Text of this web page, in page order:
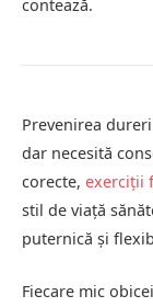
contează.
Prevenirea
dar necesită
corecte, exerciții
stil de viață
puternică și
Fiecare mic